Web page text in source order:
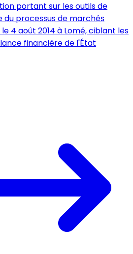
portant sur les outils de
processus de marchés
4 août 2014 à Lomé, ciblant les
financière de l'État